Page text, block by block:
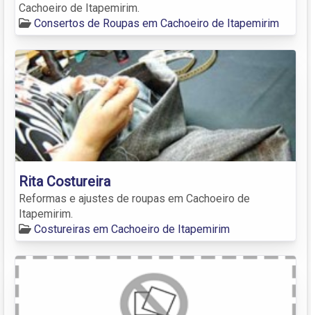
Cachoeiro de Itapemirim.
Consertos de Roupas em Cachoeiro de Itapemirim
Rita Costureira
Reformas e ajustes de roupas em Cachoeiro de
Itapemirim.
Costureiras em Cachoeiro de Itapemirim